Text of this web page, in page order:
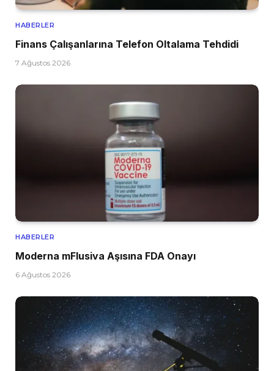
HABERLER
Finans Çalışanlarına Telefon Oltalama Tehdidi
7 Ağustos 2026
HABERLER
Moderna mFlusiva Aşısına FDA Onayı
6 Ağustos 2026